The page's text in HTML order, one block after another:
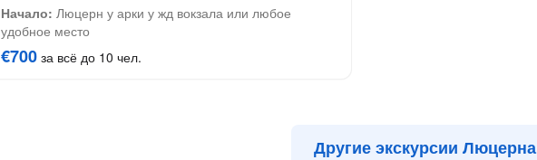
Начало: Люцерн у арки у жд вокзала или любое
удобное место
€700 за всё до 10 чел.
Другие экскурсии Люцерна